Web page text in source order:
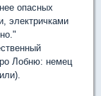
опасных
электричками
Лобню: немец